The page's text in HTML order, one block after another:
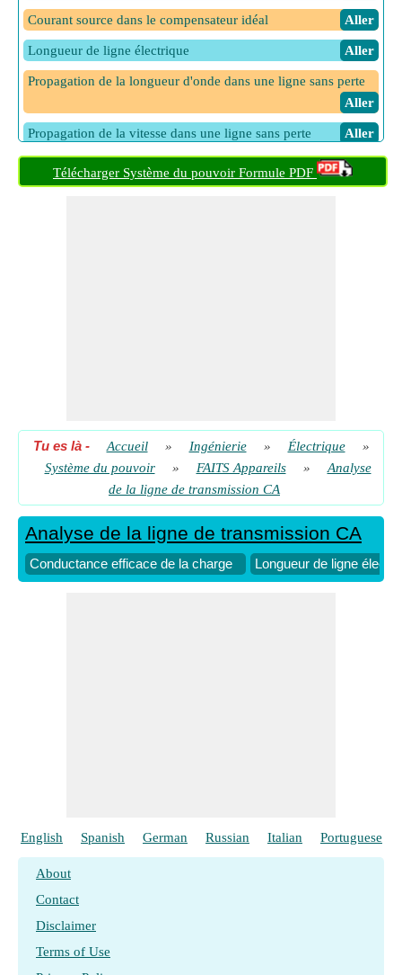
Courant source dans le compensateur idéal ​ Aller
Longueur de ligne électrique ​ Aller
Propagation de la longueur d'onde dans une ligne sans perte
​ Aller
Propagation de la vitesse dans une ligne sans perte ​ Aller
​ Aller
Télécharger Système du pouvoir Formule PDF
Tu es là- Accueil » Ingénierie » Électrique
»
Système du pouvoir
» FAITS Appareils »
Analyse
de la ligne de transmission CA
Analyse de la ligne de transmission CA
Conductance efficace de la charge Longueur de ligne
English Spanish German Russian Italian Portuguese
About
Contact
Disclaimer
Terms of Use